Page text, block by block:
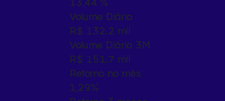
Volume Diário
R$ 132.2 mil
Volume Diário 3M
R$ 151.7 mil
Retorno no mês
1,29%